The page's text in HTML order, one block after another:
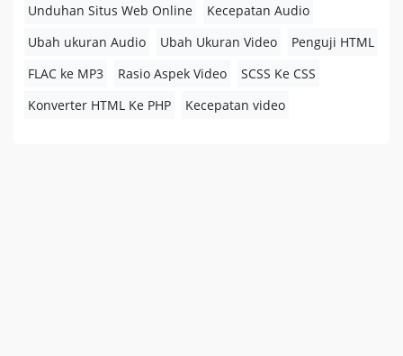
Unduhan Situs Web Online
Kecepatan Audio
Ubah ukuran Audio
Ubah Ukuran Video
Penguji HTML
FLAC ke MP3
Rasio Aspek Video
SCSS Ke CSS
Konverter HTML Ke PHP
Kecepatan video